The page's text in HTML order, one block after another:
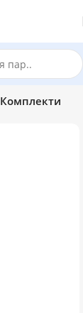
Комплекти